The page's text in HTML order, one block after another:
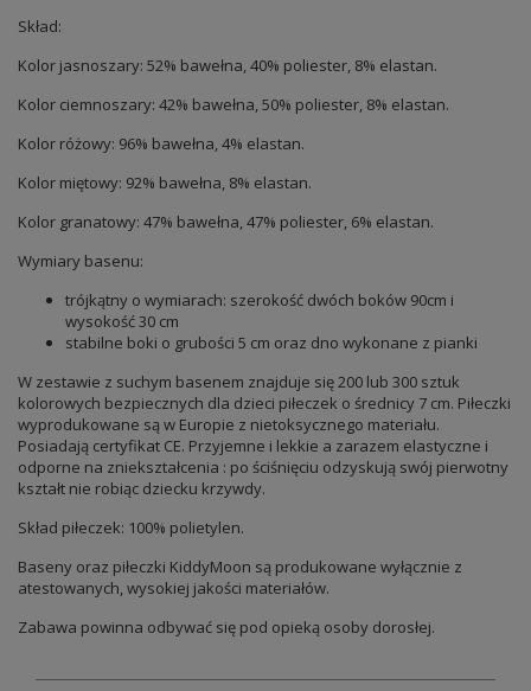
Skład:
Kolor jasnoszary: 52% bawełna, 40% poliester, 8% elastan.
Kolor ciemnoszary: 42% bawełna, 50% poliester, 8% elastan.
Kolor różowy: 96% bawełna, 4% elastan.
Kolor miętowy: 92% bawełna, 8% elastan.
Kolor granatowy: 47% bawełna, 47% poliester, 6% elastan.
Wymiary basenu:
trójkątny o wymiarach: szerokość dwóch boków 90cm i
wysokość 30 cm
stabilne boki o grubości 5 cm oraz dno wykonane z pianki
W zestawie z suchym basenem znajduje się 200 lub 300 sztuk
kolorowych bezpiecznych dla dzieci piłeczek o średnicy 7 cm. Piłeczki
wyprodukowane są w Europie z nietoksycznego materiału.
Posiadają certyfikat CE. Przyjemne i lekkie a zarazem elastyczne i
odporne na zniekształcenia : po ściśnięciu odzyskują swój pierwotny
kształt nie robiąc dziecku krzywdy.
Skład piłeczek: 100% polietylen.
Baseny oraz piłeczki KiddyMoon są produkowane wyłącznie z
atestowanych, wysokiej jakości materiałów.
Zabawa powinna odbywać się pod opieką osoby dorosłej.